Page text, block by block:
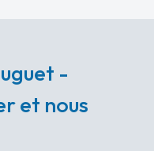
-
et nous